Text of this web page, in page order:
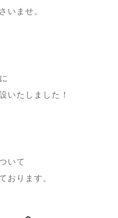
いませ。
いたしました！
いて
おります。